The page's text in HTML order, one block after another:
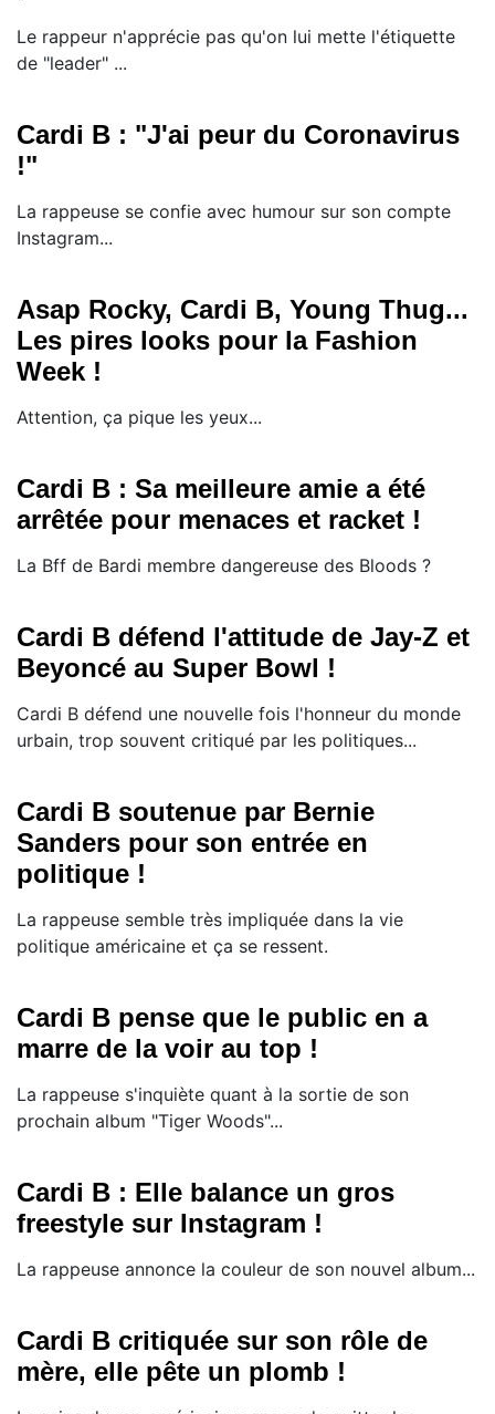
Le rappeur n'apprécie pas qu'on lui mette l'étiquette
de "leader" ...
Cardi B : "J'ai peur du Coronavirus
!"
La rappeuse se confie avec humour sur son compte
Instagram...
Asap Rocky, Cardi B, Young Thug...
Les pires looks pour la Fashion
Week !
Attention, ça pique les yeux...
Cardi B : Sa meilleure amie a été
arrêtée pour menaces et racket !
La Bff de Bardi membre dangereuse des Bloods ?
Cardi B défend l'attitude de Jay-Z et
Beyoncé au Super Bowl !
Cardi B défend une nouvelle fois l'honneur du monde
urbain, trop souvent critiqué par les politiques...
Cardi B soutenue par Bernie
Sanders pour son entrée en
politique !
La rappeuse semble très impliquée dans la vie
politique américaine et ça se ressent.
Cardi B pense que le public en a
marre de la voir au top !
La rappeuse s'inquiète quant à la sortie de son
prochain album "Tiger Woods"...
Cardi B : Elle balance un gros
freestyle sur Instagram !
La rappeuse annonce la couleur de son nouvel album...
Cardi B critiquée sur son rôle de
mère, elle pête un plomb !